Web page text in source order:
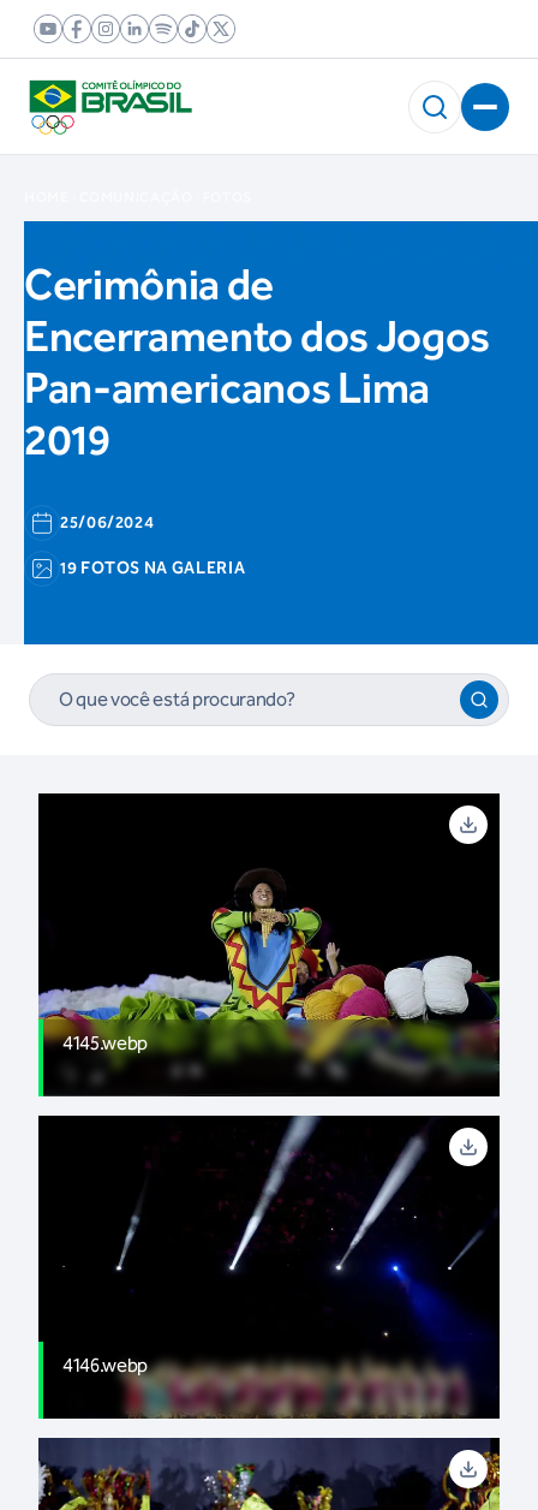
Cerimônia de
Encerramento dos Jogos
Pan-americanos Lima
2019
25/06/2024
19 FOTOS NA GALERIA
4145.webp
4146.webp